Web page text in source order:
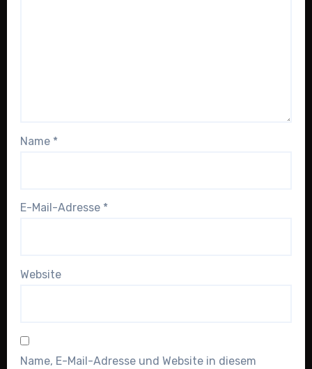
Name *
E-Mail-Adresse *
Website
Name, E-Mail-Adresse und Website in diesem